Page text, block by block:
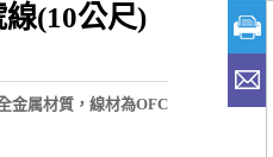
(10公尺)
金属材質，線材為OFC